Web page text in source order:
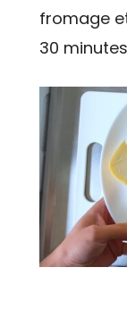
fromage
30